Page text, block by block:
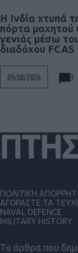
Η Ινδία χτυπά
πόρτα μαχητού
γενιάς μέσω
διαδόχου FCAS
09/08/2026 3
Τα άρθρα που
ΠΟΛΙΤΙΚΗ
ΑΓΟΡΑΣΤΕ ΤΑ
NAVAL DEFENCE
MILITARY HISTORY